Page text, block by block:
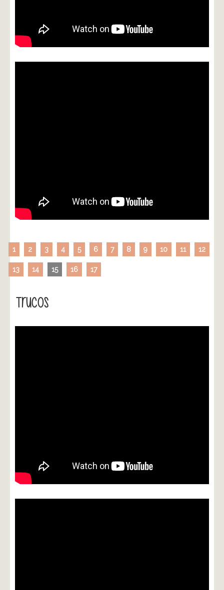
1 2 3 4 5 6 7 8 9 10 11 12
13 14 15 16 17
Trucos